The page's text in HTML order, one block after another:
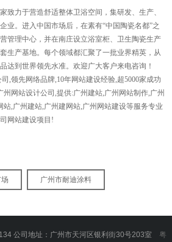
致力于营造舒适整体卫浴空间，集研发、生产、
业。进入中国市场后，在素有“中国陶瓷名都”之
管理中心，并在南庄设立浴室柜、卫生陶瓷生产
生产基地。每个领域都汇聚了一批业界精英，从
达到世界领先水准。欢迎广大客户来电咨询！
,领先网络品牌,10年网站建设经验,超5000家成功
网站设计公司,提供:广州建站,广州网站制作,广州
站,广州建站,广州建网站,广州网站建设等服务专业
网站建设项目!
广州市耐迪涂料
公司地址：广州市天河区银利街30号203室 粤